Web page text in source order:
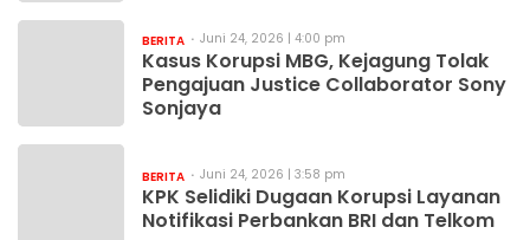
BERITA Juni 24, 2026 | 4:00 pm
Kasus Korupsi MBG, Kejagung Tolak
Pengajuan Justice Collaborator Sony
Sonjaya
BERITA Juni 24, 2026 | 3:58 pm
KPK Selidiki Dugaan Korupsi Layanan
Notifikasi Perbankan BRI dan Telkom